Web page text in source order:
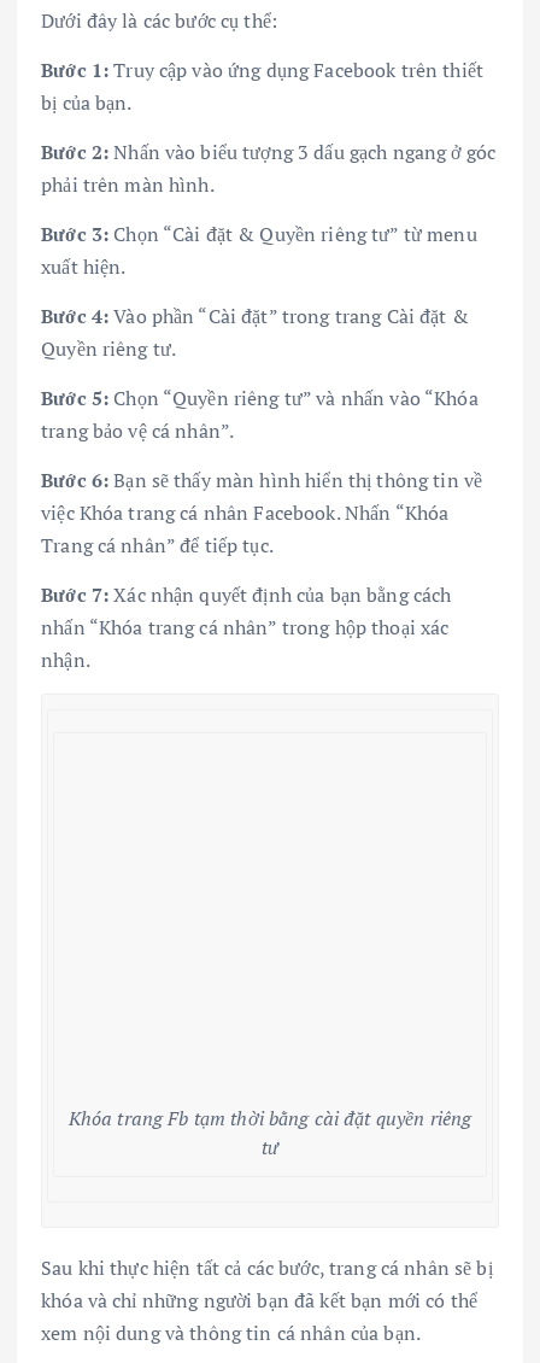
Dưới đây là các bước cụ thể:
Bước 1:Truy cập vào ứng dụng Facebook trên thiết
bị của bạn.
Bước 2:Nhấn vào biểu tượng 3 dấu gạch ngang ở góc
phải trên màn hình.
Bước 3: Chọn “Cài đặt & Quyền riêng tư” từ menu
xuất hiện.
Bước 4:Vào phần “Cài đặt” trong trang Cài đặt &
Quyền riêng tư.
Bước 5: Chọn “Quyền riêng tư” và nhấn vào “Khóa
trang bảo vệ cá nhân”.
Bước 6:Bạn sẽ thấy màn hình hiển thị thông tin về
việc Khóa trang cá nhân Facebook. Nhấn “Khóa
Trang cá nhân” để tiếp tục.
Bước 7:Xác nhận quyết định của bạn bằng cách
nhấn “Khóa trang cá nhân” trong hộp thoại xác
nhận.
Khóa trang Fb tạm thời bằng cài đặt quyền riêng
tư
Sau khi thực hiện tất cả các bước, trang cá nhân sẽ bị
khóa và chỉ những người bạn đã kết bạn mới có thể
xem nội dung và thông tin cá nhân của bạn.